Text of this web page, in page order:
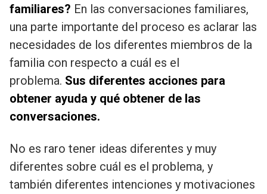
familiares? En las conversaciones familiares,
una parte importante del proceso es aclarar las
necesidades de los diferentes miembros de la
familia con respecto a cuál es el
problema. Sus diferentes acciones para
obtener ayuda y qué obtener de las
conversaciones.
No es raro tener ideas diferentes y muy
diferentes sobre cuál es el problema, y ​​
también diferentes intenciones y motivaciones